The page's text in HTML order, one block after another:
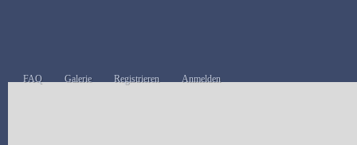
FAQ Galerie Registrieren Anmelden